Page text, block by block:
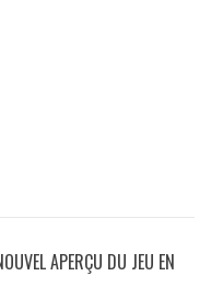
APERÇU DU JEU EN